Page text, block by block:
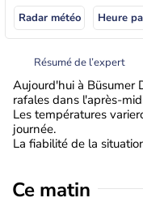
Radar météo Heure
Résumé de l’expert
Aujourd'hui à Büsumer
rafales dans l'après-
Les températures
journée.
La fiabilité de la
Ce matin